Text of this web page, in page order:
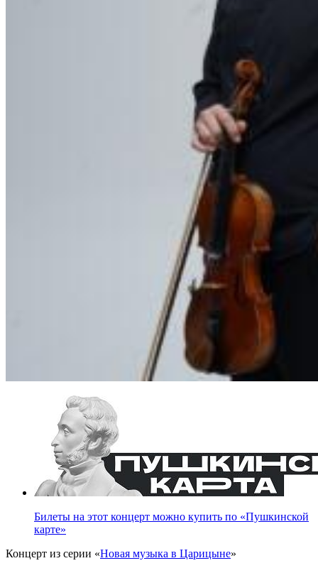
Билеты на этот концерт можно купить по «Пушкинской
карте»
Концерт из серии «Новая музыка в Царицыне»